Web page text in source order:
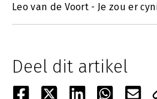
Leo van de Voort - Je zou er
Deel dit artikel